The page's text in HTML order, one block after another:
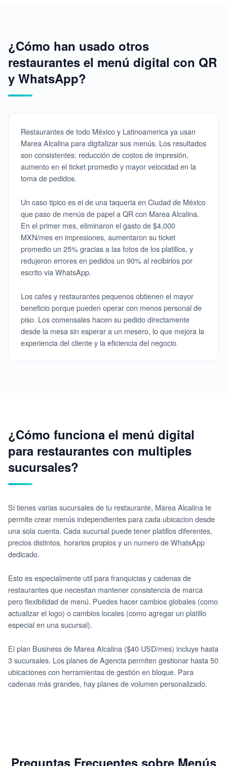
¿Cómo han usado otros
restaurantes el menú digital con QR
y WhatsApp?
Restaurantes de todo México y Latinoamerica ya usan
Marea Alcalina para digitalizar sus menús. Los resultados
son consistentes: reducción de costos de impresión,
aumento en el ticket promedio y mayor velocidad en la
toma de pedidos.
Un caso tipico es el de una taqueria en Ciudad de México
que paso de menús de papel a QR con Marea Alcalina.
En el primer mes, eliminaron el gasto de $4,000
MXN/mes en impresiones, aumentaron su ticket
promedio un 25% gracias a las fotos de los platillos, y
redujeron errores en pedidos un 90% al recibirlos por
escrito via WhatsApp.
Los cafes y restaurantes pequenos obtienen el mayor
beneficio porque pueden operar con menos personal de
piso. Los comensales hacen su pedido directamente
desde la mesa sin esperar a un mesero, lo que mejora la
experiencia del cliente y la eficiencia del negocio.
¿Cómo funciona el menú digital
para restaurantes con multiples
sucursales?
Si tienes varias sucursales de tu restaurante, Marea Alcalina te
permite crear menús independientes para cada ubicacion desde
una sola cuenta. Cada sucursal puede tener platillos diferentes,
precios distintos, horarios propios y un numero de WhatsApp
dedicado.
Esto es especialmente util para franquicias y cadenas de
restaurantes que necesitan mantener consistencia de marca
pero flexibilidad de menú. Puedes hacer cambios globales (como
actualizar el logo) o cambios locales (como agregar un platillo
especial en una sucursal).
El plan Business de Marea Alcalina ($40 USD/mes) incluye hasta
3 sucursales. Los planes de Agencia permiten gestionar hasta 50
ubicaciones con herramientas de gestión en bloque. Para
cadenas más grandes, hay planes de volumen personalizado.
Preguntas Frecuentes sobre Menús